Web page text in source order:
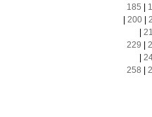
185
200|
229
258